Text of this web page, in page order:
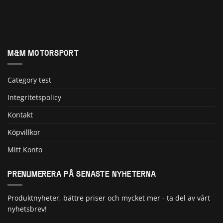
M&M MOTORSPORT
Category test
Integritetspolicy
Kontakt
Köpvillkor
Mitt Konto
PRENUMERERA PÅ SENASTE NYHETERNA
Produktnyheter, bättre priser och mycket mer - ta del av vårt
nyhetsbrev!